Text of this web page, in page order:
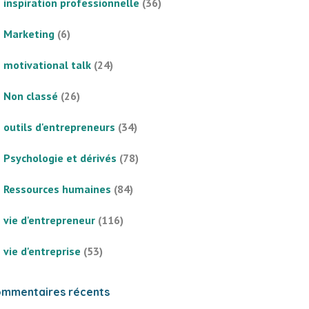
inspiration professionnelle (36)
Marketing (6)
motivational talk (24)
Non classé (26)
outils d'entrepreneurs (34)
Psychologie et dérivés (78)
Ressources humaines (84)
vie d'entrepreneur (116)
vie d'entreprise (53)
récents